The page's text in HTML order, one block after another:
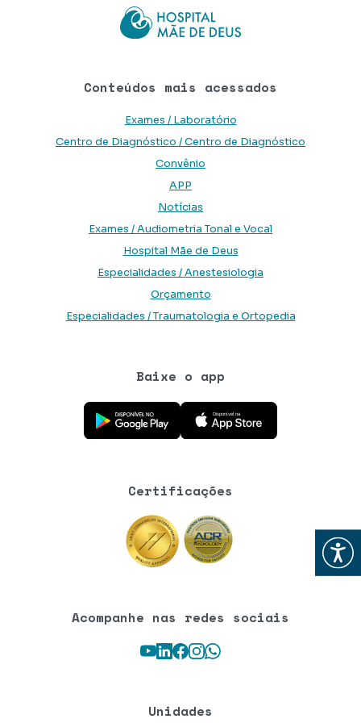
Abrir
Conteúdos mais acessados
Exames / Laboratório
Centro de Diagnóstico / Centro de Diagnóstico
Convênio
APP
Notícias
Exames / Audiometria Tonal e Vocal
Hospital Mãe de Deus
Especialidades / Anestesiologia
Orçamento
Especialidades / Traumatologia e Ortopedia
Baixe o app
Baixe o aplicativo na Google Play Store
Baixe o aplicativo na App Store
Certificações
Acompanhe nas redes sociais
Youtube
LinkedIn
Facebook
Instagram
WhatsApp
Unidades